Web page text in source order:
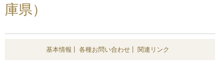
庫県）
基本情報 各種お問い合わせ 関連リンク